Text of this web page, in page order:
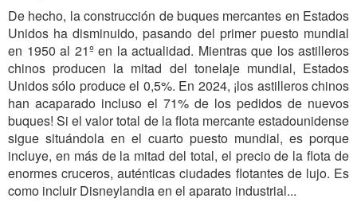
De hecho, la construcción de buques mercantes en Estados
Unidos ha disminuido, pasando del primer puesto mundial
en 1950 al 21º en la actualidad. Mientras que los astilleros
chinos producen la mitad del tonelaje mundial, Estados
Unidos sólo produce el 0,5%. En 2024, ¡los astilleros chinos
han acaparado incluso el 71% de los pedidos de nuevos
buques! Si el valor total de la flota mercante estadounidense
sigue situándola en el cuarto puesto mundial, es porque
incluye, en más de la mitad del total, el precio de la flota de
enormes cruceros, auténticas ciudades flotantes de lujo. Es
como incluir Disneylandia en el aparato industrial...